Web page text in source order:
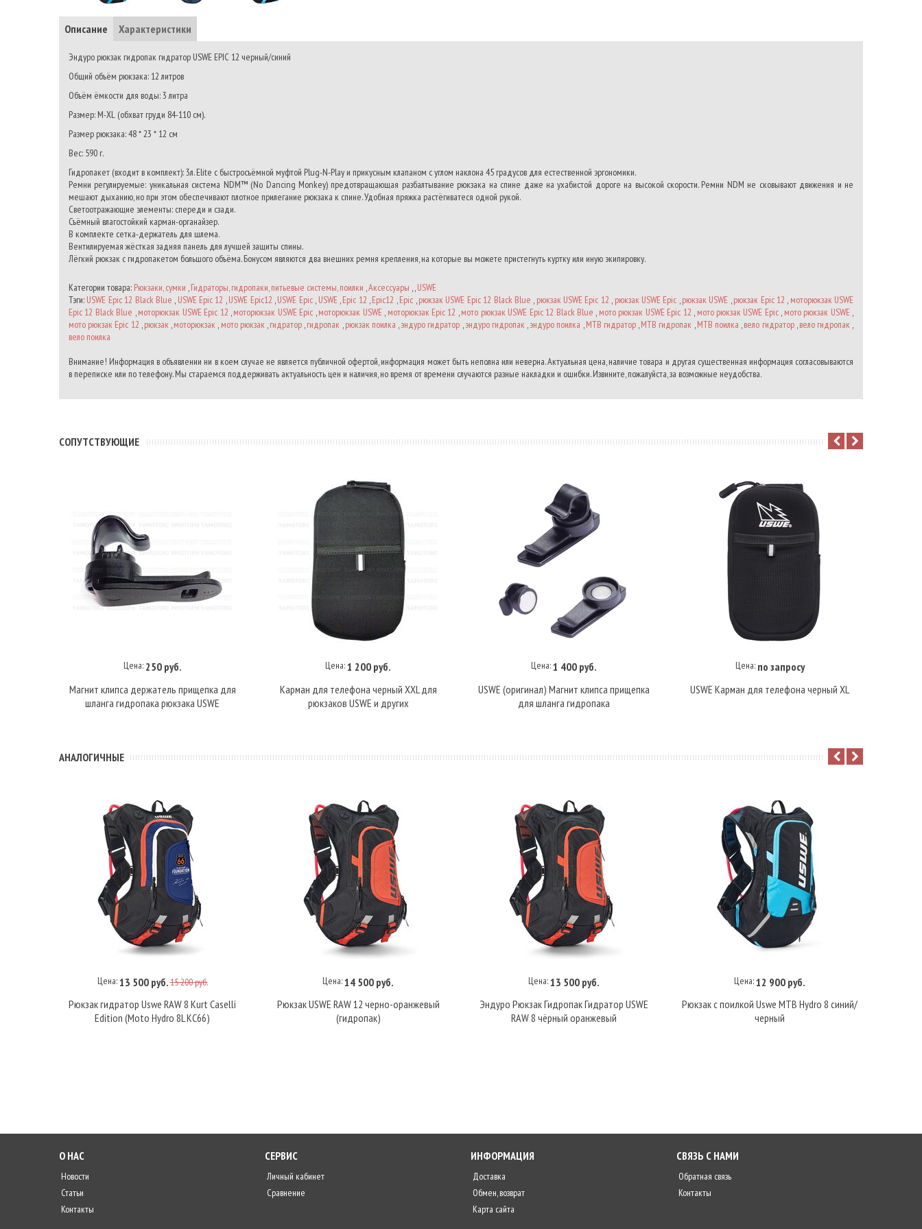
Описание Характеристики
Эндуро рюкзак гидропак гидратор USWE EPIC 12 черный/синий
Общий объём рюкзака: 12 литров
Объём ёмкости для воды: 3 литра
Размер: M-XL (обхват груди 84-110 см).
Размер рюкзака: 48 * 23 * 12 см
Вес: 590 г.
Гидропакет (входит в комплект): 3л. Elite с быстросъёмной муфтой Plug-N-Play и прикусным клапаном с углом наклона 45 градусов для естественной эргономики.
Ремни регулируемые: уникальная система NDM™ (No Dancing Monkey) предотвращающая разбалтывание рюкзака на спине даже на ухабистой дороге на высокой скорости. Ремни NDM не сковывают движения и не
мешают дыханию, но при этом обеспечивают плотное прилегание рюкзака к спине. Удобная пряжка растёгиватеся одной рукой.
Светоотражающие элементы: спереди и сзади.
Съёмный влагостойкий карман-органайзер.
В комплекте сетка-держатель для шлема.
Вентилируемая жёсткая задняя панель для лучшей защиты спины.
Лёгкий рюкзак с гидропакетом большого объёма. Бонусом являются два внешних ремня крепления, на которые вы можете пристегнуть куртку или иную экипировку.
Категории товара: Рюкзаки, сумки ,Гидраторы, гидропаки, питьевые системы, поилки ,Аксессуары , ,USWE
Тэги: USWE Epic 12 Black Blue , USWE Epic 12 ,USWE Epic12 ,USWE Epic, USWE,Epic 12 ,Epic12 ,Epic ,рюкзак USWE Epic 12 Black Blue , рюкзак USWE Epic 12 , рюкзак USWE Epic ,рюкзак USWE ,рюкзак Epic 12 , моторюкзак USWE
Epic 12 Black Blue ,моторюкзак USWE Epic 12 ,моторюкзак USWE Epic ,моторюкзак USWE, моторюкзак Epic 12 ,мото рюкзак USWE Epic 12 Black Blue , мото рюкзак USWE Epic 12 , мото рюкзак USWE Epic, мото рюкзак USWE,
мото рюкзак Epic 12 ,рюкзак ,моторюкзак , мото рюкзак ,гидратор ,гидропак ,рюкзак поилка ,эндуро гидратор ,эндуро гидропак ,эндуро поилка ,MTB гидратор,MTB гидропак ,MTB поилка ,вело гидратор,вело гидропак ,
вело поилка
Внимание! Информация в объявлении ни в коем случае не является публичной офертой, информация может быть неполна или неверна. Актуальная цена, наличие товара и другая существенная информация согласовываются
в переписке или по телефону. Мы стараемся поддерживать актуальность цен и наличия, но время от времени случаются разные накладки и ошибки. Извините, пожалуйста, за возможные неудобства.
CОПУТСТВУЮЩИЕ
В корзину
Цена: 250 руб.
Магнит клипса держатель прищепка для
шланга гидропака рюкзака USWE
В корзину
Цена:1 200 руб.
Карман для телефона черный XXL для
рюкзаков USWE и других
Купить под заказ
Цена:1 400 руб.
USWE (оригинал) Магнит клипса прищепка
для шланга гидропака
Купить под заказ
Цена: по запросу
USWE Карман для телефона черный XL
АНАЛОГИЧНЫЕ
В корзину
Цена:13 500 руб.15 200 руб.
Рюкзак гидратор Uswe RAW 8 Kurt Caselli
Edition (Moto Hydro 8L KC66)
В корзину
Цена:14 500 руб.
Рюкзак USWE RAW 12 черно-оранжевый
(гидропак)
В корзину
Цена:13 500 руб.
Эндуро Рюкзак Гидропак Гидратор USWE
RAW 8 чёрный оранжевый
В корзину
Цена:12 900 руб.
Рюкзак с поилкой Uswe MTB Hydro 8 синий/
черный
О НАС
Новости
Статьи
Контакты
СЕРВИС
Личный кабинет
Сравнение
ИНФОРМАЦИЯ
Доставка
Обмен, возврат
Карта сайта
СВЯЗЬ С НАМИ
Обратная связь
Контакты